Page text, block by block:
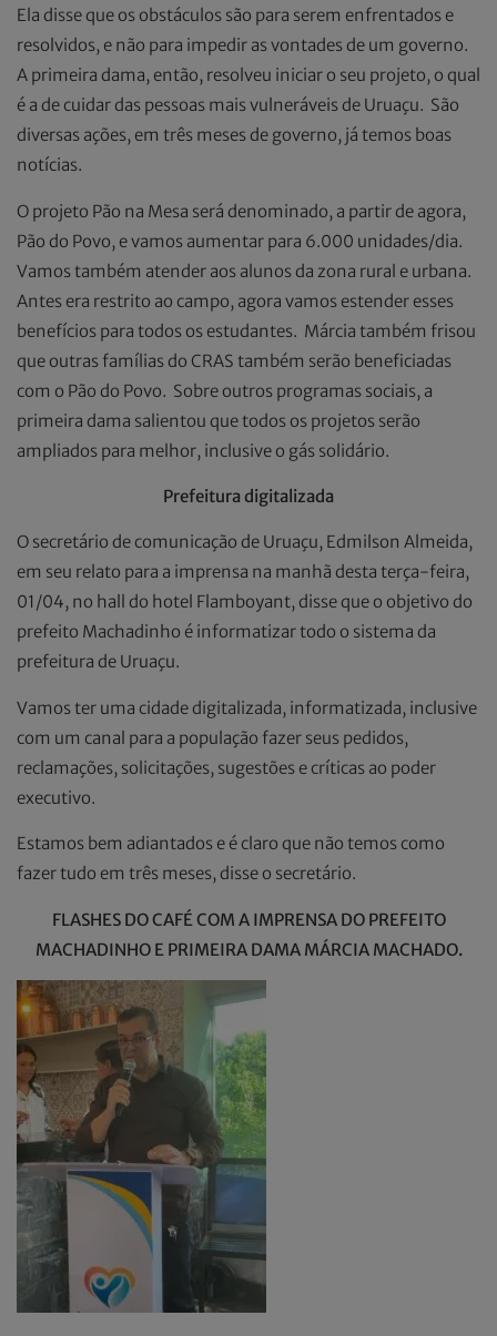
Ela disse que os obstáculos são para serem enfrentados e
resolvidos, e não para impedir as vontades de um governo.
A primeira dama, então, resolveu iniciar o seu projeto, o qual
é a de cuidar das pessoas mais vulneráveis de Uruaçu. São
diversas ações, em três meses de governo, já temos boas
notícias.
O projeto Pão na Mesa será denominado, a partir de agora,
Pão do Povo, e vamos aumentar para 6.000 unidades/dia.
Vamos também atender aos alunos da zona rural e urbana.
Antes era restrito ao campo, agora vamos estender esses
benefícios para todos os estudantes. Márcia também frisou
que outras famílias do CRAS também serão beneficiadas
com o Pão do Povo. Sobre outros programas sociais, a
primeira dama salientou que todos os projetos serão
ampliados para melhor, inclusive o gás solidário.
Prefeitura digitalizada
O secretário de comunicação de Uruaçu, Edmilson Almeida,
em seu relato para a imprensa na manhã desta terça-feira,
01/04, no hall do hotel Flamboyant, disse que o objetivo do
prefeito Machadinho é informatizar todo o sistema da
prefeitura de Uruaçu.
Vamos ter uma cidade digitalizada, informatizada, inclusive
com um canal para a população fazer seus pedidos,
reclamações, solicitações, sugestões e críticas ao poder
executivo.
Estamos bem adiantados e é claro que não temos como
fazer tudo em três meses, disse o secretário.
FLASHES DO CAFÉ COM A IMPRENSA DO PREFEITO
MACHADINHO E PRIMEIRA DAMA MÁRCIA MACHADO.